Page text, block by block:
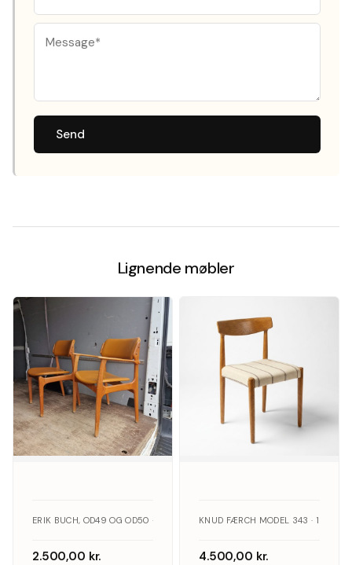
Send
Lignende møbler
ERIK BUCH, OD49 OG OD50 · TEAK
2.500,00 kr.
KNUD FÆRCH MODEL 343 · 1960S ·
4.500,00 kr.